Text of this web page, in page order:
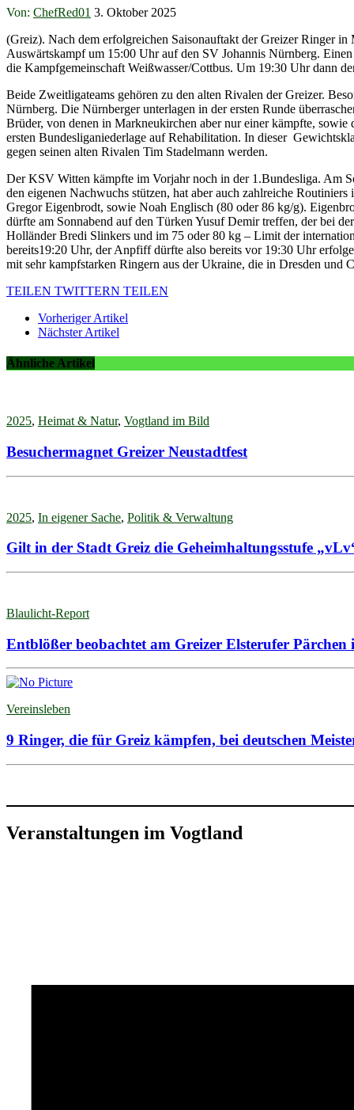
Von: ChefRed01 3. Oktober 2025
(Greiz). Nach dem erfolgreichen Saisonauftakt der Greizer Ringer
Auswärtskampf um 15:00 Uhr auf den SV Johannis Nürnberg.
die Kampfgemeinschaft Weißwasser/Cottbus. Um 19:30 Uhr dann
Beide Zweitligateams gehören zu den alten Rivalen der Greizer.
Nürnberg. Die Nürnberger unterlagen in der ersten Runde
Brüder, von denen in Markneukirchen aber nur einer kämpfte,
ersten Bundesliganiederlage auf Rehabilitation. In dieser
gegen seinen alten Rivalen Tim Stadelmann werden.
Der KSV Witten kämpfte im Vorjahr noch in der 1.Bundesliga. Am
den eigenen Nachwuchs stützen, hat aber auch zahlreiche
Gregor Eigenbrodt, sowie Noah Englisch (80 oder 86 kg/g).
dürfte am Sonnabend auf den Türken Yusuf Demir treffen, der bei
Holländer Bredi Slinkers und im 75 oder 80 kg – Limit der
bereits19:20 Uhr, der Anpfiff dürfte also bereits vor 19:30 Uhr
mit sehr kampfstarken Ringern aus der Ukraine, die in Dresden und
TEILEN TWITTERN TEILEN
Vorheriger Artikel
Nächster Artikel
Ähnliche Artikel
2025, Heimat & Natur, Vogtland im Bild
Besuchermagnet Greizer Neustadtfest
2025, In eigener Sache, Politik & Verwaltung
Gilt in der Stadt Greiz die Geheimhaltungsstufe
Blaulicht-Report
Entblößer beobachtet am Greizer Elsterufer
Vereinsleben
9 Ringer, die für Greiz kämpfen, bei deutschen
Veranstaltungen im Vogtland